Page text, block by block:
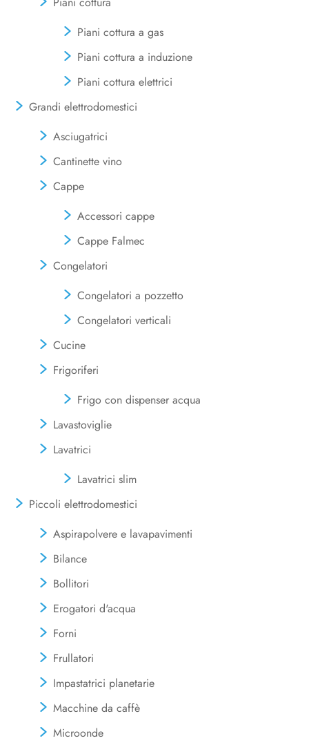
Piani cottura a gas
Piani cottura a induzione
Piani cottura elettrici
Grandi elettrodomestici
Asciugatrici
Cantinette vino
Cappe
Accessori cappe
Cappe Falmec
Congelatori
Congelatori a pozzetto
Congelatori verticali
Cucine
Frigoriferi
Frigo con dispenser acqua
Lavastoviglie
Lavatrici
Lavatrici slim
Piccoli elettrodomestici
Aspirapolvere e lavapavimenti
Bilance
Bollitori
Erogatori d'acqua
Forni
Frullatori
Impastatrici planetarie
Macchine da caffè
Microonde